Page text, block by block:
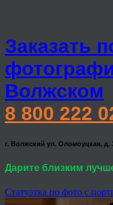
Заказать
Волжском
8 800 222
г. Волжский ул. Оломоуцкая, д.
Дарите близким
Статуэтка по фото с